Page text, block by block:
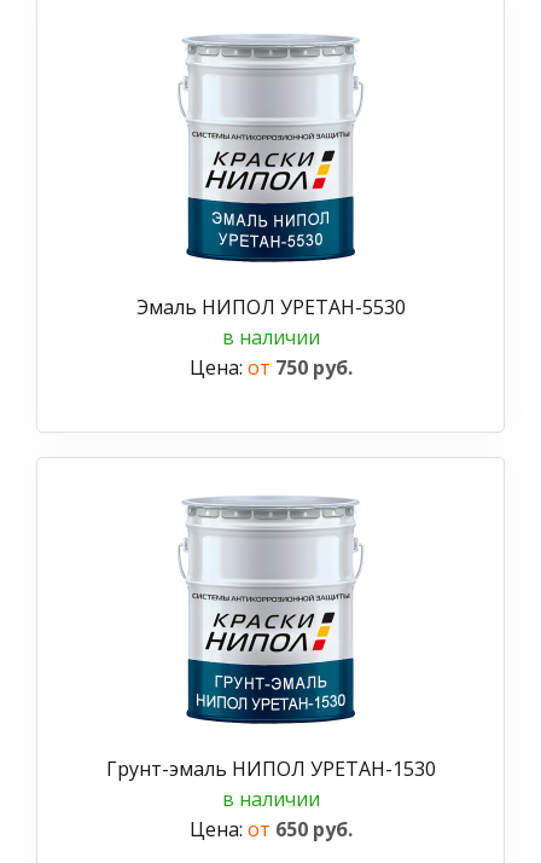
Эмаль НИПОЛ УРЕТАН-5530
в наличии
Цена: от 750 руб.
Грунт-эмаль НИПОЛ УРЕТАН-1530
в наличии
Цена: от 650 руб.